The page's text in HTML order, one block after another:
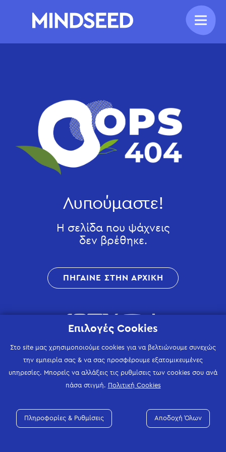
Λυπούμαστε!
Η σελίδα που ψάχνεις
δεν βρέθηκε.
ΠΗΓΑΙΝΕ ΣΤΗΝ ΑΡΧΙΚΗ
Επιλογές Cookies
Στο site μας χρησιμοποιούμε cookies για να βελτιώνουμε συνεχώς
την εμπειρία σας & να σας προσφέρουμε εξατομικευμένες
υπηρεσίες. Μπορείς να αλλάξεις τις ρυθμίσεις των cookies σου ανά
πάσα στιγμή. Πολιτική Cookies
Πληροφορίες & Ρυθμίσεις Αποδοχή Όλων